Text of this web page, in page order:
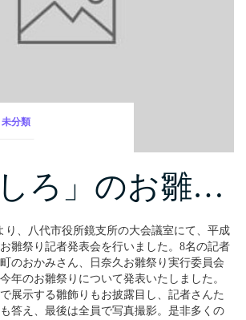
未分類
しろ」のお雛…
り、八代市役所鏡支所の大会議室にて、平成
雛祭り記者発表会を行いました。8名の記者
のおかみさん、日奈久お雛祭り実行委員会
年のお雛祭りについて発表いたしました。
展示する雛飾りもお披露目し、記者さんた
答え、最後は全員で写真撮影。是非多くの